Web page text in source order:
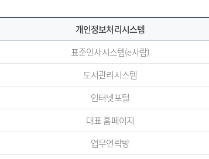
개인정보처리시스템
표준인사시스템(e사람)
도서관리시스템
인터넷포털
대표 홈페이지
업무연락방